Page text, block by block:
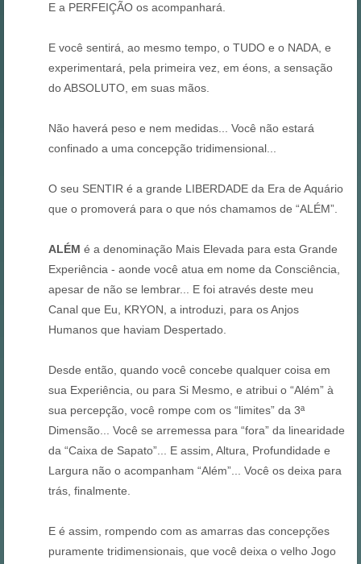
E a PERFEIÇÃO os acompanhará.
E você sentirá, ao mesmo tempo, o TUDO e o NADA, e
experimentará, pela primeira vez, em éons, a sensação
do ABSOLUTO, em suas mãos.
Não haverá peso e nem medidas... Você não estará
confinado a uma concepção tridimensional...
O seu SENTIR é a grande LIBERDADE da Era de Aquário
que o promoverá para o que nós chamamos de “ALÉM”.
ALÉM é a denominação Mais Elevada para esta Grande
Experiência - aonde você atua em nome da Consciência,
apesar de não se lembrar... E foi através deste meu
Canal que Eu, KRYON, a introduzi, para os Anjos
Humanos que haviam Despertado.
Desde então, quando você concebe qualquer coisa em
sua Experiência, ou para Si Mesmo, e atribui o “Além” à
sua percepção, você rompe com os “limites” da 3ª
Dimensão... Você se arremessa para “fora” da linearidade
da “Caixa de Sapato”... E assim, Altura, Profundidade e
Largura não o acompanham “Além”... Você os deixa para
trás, finalmente.
E é assim, rompendo com as amarras das concepções
puramente tridimensionais, que você deixa o velho Jogo